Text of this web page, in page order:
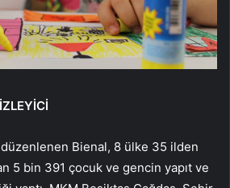
düzenlenen Bienal, 8 ülke 35 ilden
5 bin 391 çocuk ve gencin yapıt ve